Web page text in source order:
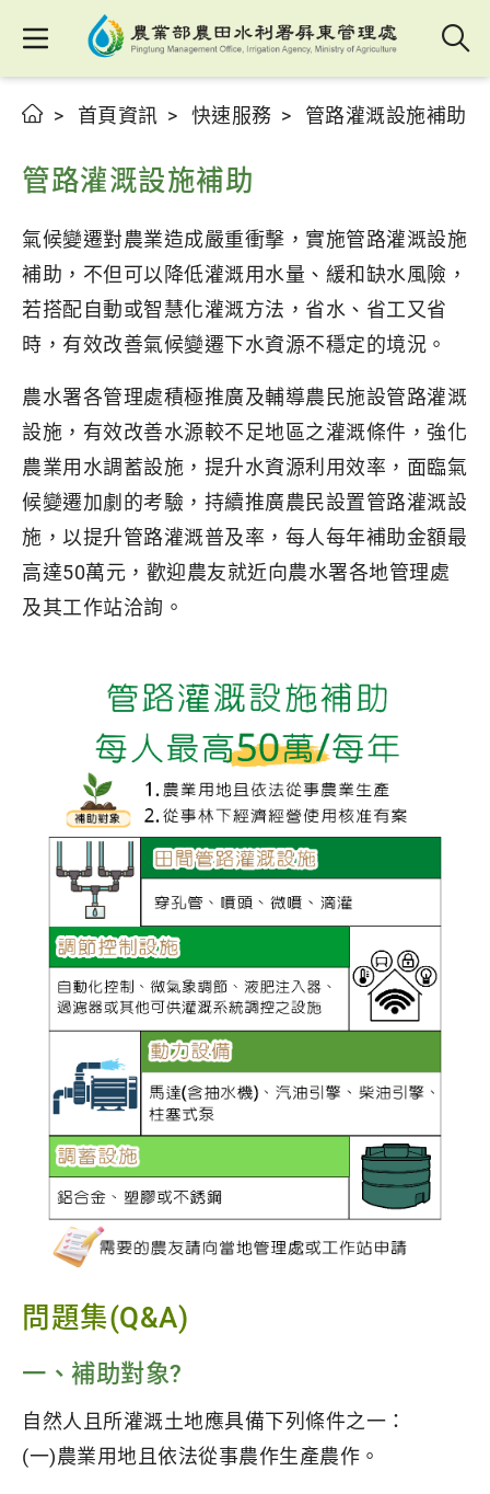
首頁資訊 快速服務 管路灌溉設施補助
管路灌溉設施補助
氣候變遷對農業造成嚴重衝擊，實施管路灌溉設施
補助，不但可以降低灌溉用水量、緩和缺水風險，
若搭配自動或智慧化灌溉方法，省水、省工又省
時，有效改善氣候變遷下水資源不穩定的境況。
農水署各管理處積極推廣及輔導農民施設管路灌溉
設施，有效改善水源較不足地區之灌溉條件，強化
農業用水調蓄設施，提升水資源利用效率，面臨氣
候變遷加劇的考驗，持續推廣農民設置管路灌溉設
施，以提升管路灌溉普及率，每人每年補助金額最
高達50萬元，歡迎農友就近向農水署各地管理處
及其工作站洽詢。
問題集(Q&A)
一、補助對象?
自然人且所灌溉土地應具備下列條件之一：
(一)農業用地且依法從事農作生產農作。